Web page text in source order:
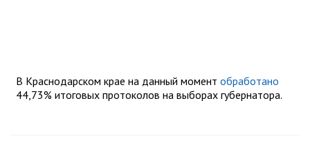
В Краснодарском крае на данный момент обработано
44,73% итоговых протоколов на выборах губернатора.